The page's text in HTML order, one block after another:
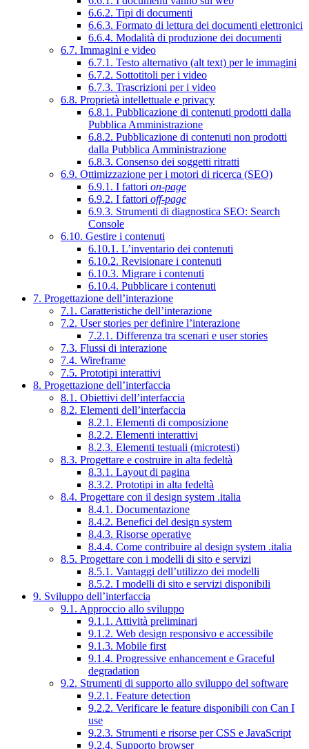
6.6.2. Tipi di documenti
6.6.3. Formato di lettura dei documenti elettronici
6.6.4. Modalità di produzione dei documenti
6.7. Immagini e video
6.7.1. Testo alternativo (alt text) per le immagini
6.7.2. Sottotitoli per i video
6.7.3. Trascrizioni per i video
6.8. Proprietà intellettuale e privacy
6.8.1. Pubblicazione di contenuti prodotti dalla
Pubblica Amministrazione
6.8.2. Pubblicazione di contenuti non prodotti
dalla Pubblica Amministrazione
6.8.3. Consenso dei soggetti ritratti
6.9. Ottimizzazione per i motori di ricerca (SEO)
6.9.1. I fattori on-page
6.9.2. I fattori off-page
6.9.3. Strumenti di diagnostica SEO: Search
Console
6.10. Gestire i contenuti
6.10.1. L’inventario dei contenuti
6.10.2. Revisionare i contenuti
6.10.3. Migrare i contenuti
6.10.4. Pubblicare i contenuti
7. Progettazione dell’interazione
7.1. Caratteristiche dell’interazione
7.2. User stories per definire l’interazione
7.2.1. Differenza tra scenari e user stories
7.3. Flussi di interazione
7.4. Wireframe
7.5. Prototipi interattivi
8. Progettazione dell’interfaccia
8.1. Obiettivi dell’interfaccia
8.2. Elementi dell’interfaccia
8.2.1. Elementi di composizione
8.2.2. Elementi interattivi
8.2.3. Elementi testuali (microtesti)
8.3. Progettare e costruire in alta fedeltà
8.3.1. Layout di pagina
8.3.2. Prototipi in alta fedeltà
8.4. Progettare con il design system .italia
8.4.1. Documentazione
8.4.2. Benefici del design system
8.4.3. Risorse operative
8.4.4. Come contribuire al design system .italia
8.5. Progettare con i modelli di sito e servizi
8.5.1. Vantaggi dell’utilizzo dei modelli
8.5.2. I modelli di sito e servizi disponibili
9. Sviluppo dell’interfaccia
9.1. Approccio allo sviluppo
9.1.1. Attività preliminari
9.1.2. Web design responsivo e accessibile
9.1.3. Mobile first
9.1.4. Progressive enhancement e Graceful
degradation
9.2. Strumenti di supporto allo sviluppo del software
9.2.1. Feature detection
9.2.2. Verificare le feature disponibili con Can I
use
9.2.3. Strumenti e risorse per CSS e JavaScript
9.2.4. Supporto browser